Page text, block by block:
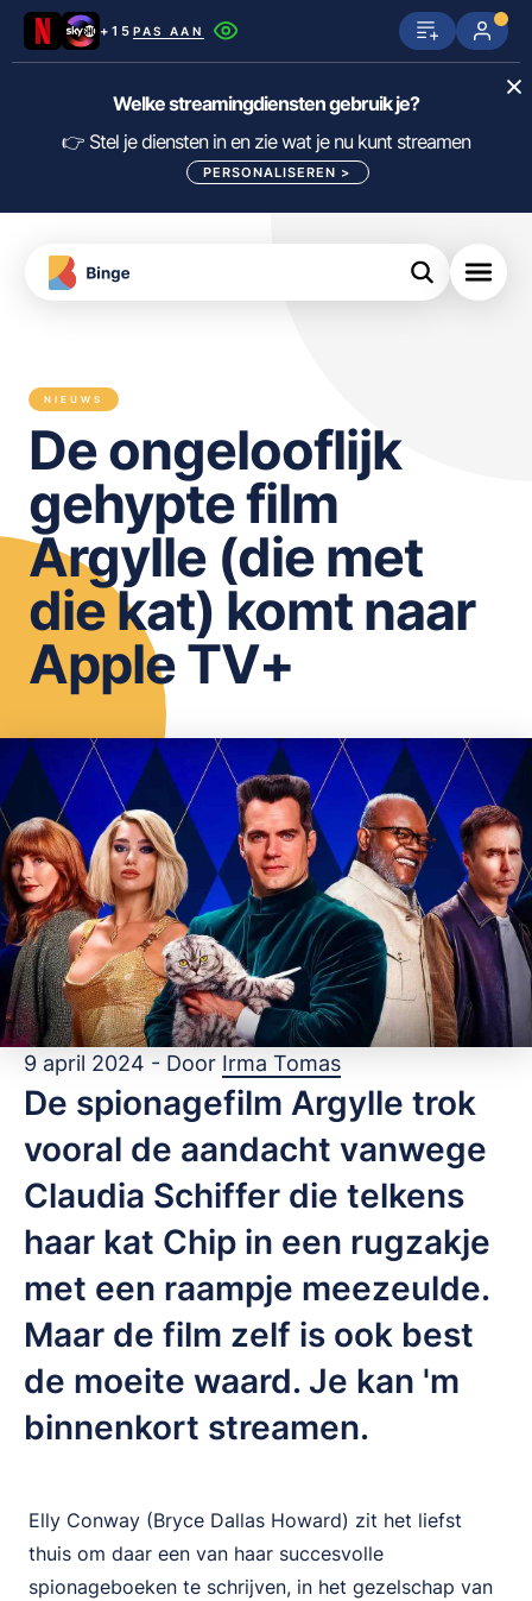
+15 PAS AAN
Netflix SkyShowtime Prime Video
Disney+ Videoland HBO Max
Viaplay Apple TV
meJane
FILTER FILMS EN SERIES OP MIJN
DIENSTEN
ALLES/NIETS SELECTEREN
OPSLAAN
Welke streamingdiensten gebruik je?
👉 Stel je diensten in en zie wat je nu kunt streamen
PERSONALISEREN >
Download
Binge
App
NIEUWS
De ongelooflijk
gehypte film
Argylle (die met
die kat) komt naar
Apple TV+
9 april 2024 - Door Irma Tomas
De spionagefilm Argylle trok
vooral de aandacht vanwege
Claudia Schiffer die telkens
haar kat Chip in een rugzakje
met een raampje meezeulde.
Maar de film zelf is ook best
de moeite waard. Je kan 'm
binnenkort streamen.
Elly Conway (Bryce Dallas Howard) zit het liefst
thuis om daar een van haar succesvolle
spionageboeken te schrijven, in het gezelschap van